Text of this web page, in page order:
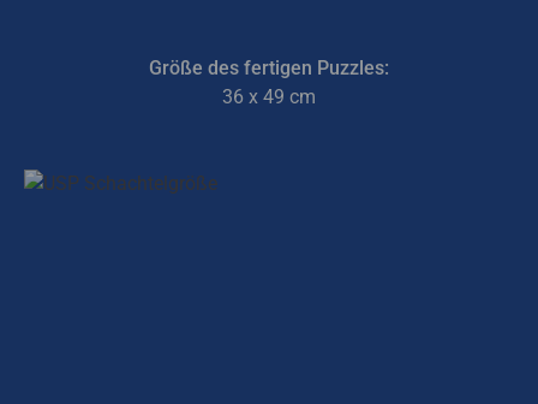
Größe des fertigen Puzzles:
36 x 49 cm